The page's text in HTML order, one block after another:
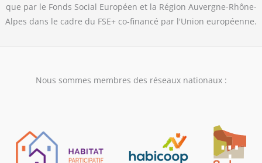
que par le Fonds Social Européen et la Région Auvergne-Rhône-
Alpes dans le cadre du FSE+ co-financé par l'Union européenne.
Nous sommes membres des réseaux nationaux :